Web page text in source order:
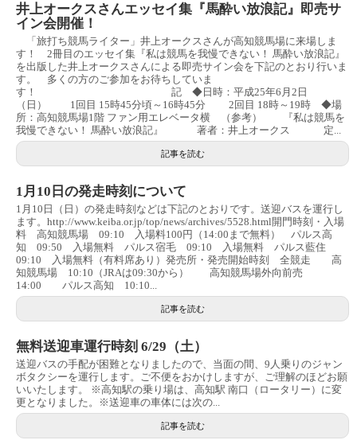
井上オークスさんエッセイ集『馬酔い放浪記』即売サ
イン会開催！
「旅打ち競馬ライター」井上オークスさんが高知競馬場に来場しま
す！ 2冊目のエッセイ集『私は競馬を我慢できない！ 馬酔い放浪記』
を出版した井上オークスさんによる即売サイン会を下記のとおり行いま
す。 多くの方のご参加をお待ちしていま
す！ 記 ◆日時：平成25年6月2日
（日） 1回目 15時45分頃～16時45分 2回目 18時～19時 ◆場
所：高知競馬場1階 ファン用エレベータ横 （参考） 『私は競馬を
我慢できない！ 馬酔い放浪記』 著者：井上オークス 定...
記事を読む
1月10日の発走時刻について
1月10日（日）の発走時刻などは下記のとおりです。送迎バスを運行し
ます。http://www.keiba.or.jp/top/news/archives/5528.html開門時刻・入場
料 高知競馬場 09:10 入場料100円（14:00まで無料） パルス高
知 09:50 入場無料 パルス宿毛 09:10 入場無料 パルス藍住
09:10 入場無料（有料席あり）発売所・発売開始時刻 全競走 高
知競馬場 10:10（JRAは09:30から） 高知競馬場外向前売
14:00 パルス高知 10:10...
記事を読む
無料送迎車運行時刻 6/29（土）
送迎バスの手配が困難となりましたので、当面の間、9人乗りのジャン
ボタクシーを運行します。ご不便をおかけしますが、ご理解のほどお願
いいたします。 ※高知駅の乗り場は、高知駅 南口（ロータリー）に変
更となりました。※送迎車の車体には次の...
記事を読む